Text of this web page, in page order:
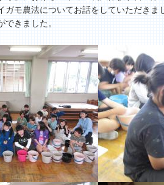
モ農法についてお話をしていただきま
きました。